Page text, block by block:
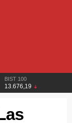
BIST 100
13.676,19